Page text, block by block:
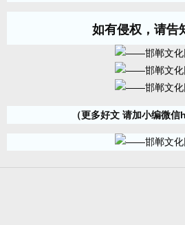
如有侵权，请告
（更多好文 请加小编微信